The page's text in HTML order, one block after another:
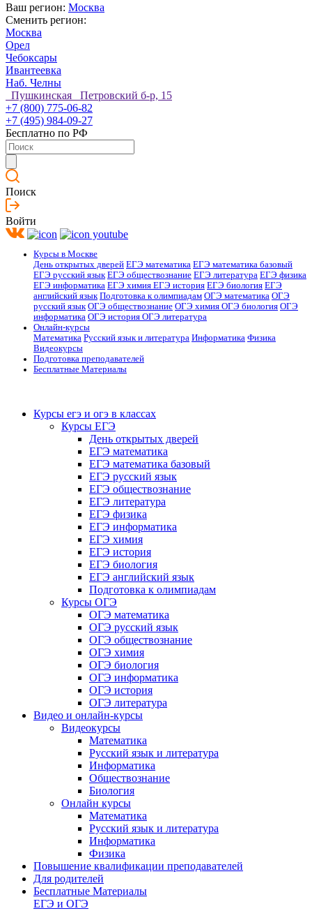
Ваш регион: Москва
Сменить регион:
Москва
Орел
Чебоксары
Ивантеевка
Наб. Челны
Пушкинская Петровский б-р, 15
+7 (800) 775-06-82
+7 (495) 984-09-27
Бесплатно по РФ
Поиск
Войти
Курсы в Москве
День открытых дверей ЕГЭ математика ЕГЭ математика базовый
ЕГЭ русский язык ЕГЭ обществознание ЕГЭ литература ЕГЭ физика
ЕГЭ информатика ЕГЭ химия ЕГЭ история ЕГЭ биология ЕГЭ
английский язык Подготовка к олимпиадам ОГЭ математика ОГЭ
русский язык ОГЭ обществознание ОГЭ химия ОГЭ биология ОГЭ
информатика ОГЭ история ОГЭ литература
Онлайн-курсы
Математика Русский язык и литература Информатика Физика
Видеокурсы
Подготовка преподавателей
Бесплатные Материалы
Курсы егэ и огэ в классах
Курсы ЕГЭ
День открытых дверей
ЕГЭ математика
ЕГЭ математика базовый
ЕГЭ русский язык
ЕГЭ обществознание
ЕГЭ литература
ЕГЭ физика
ЕГЭ информатика
ЕГЭ химия
ЕГЭ история
ЕГЭ биология
ЕГЭ английский язык
Подготовка к олимпиадам
Курсы ОГЭ
ОГЭ математика
ОГЭ русский язык
ОГЭ обществознание
ОГЭ химия
ОГЭ биология
ОГЭ информатика
ОГЭ история
ОГЭ литература
Видео и онлайн-курсы
Видеокурсы
Математика
Русский язык и литература
Информатика
Обществознание
Биология
Онлайн курсы
Математика
Русский язык и литература
Информатика
Физика
Повышение квалификации преподавателей
Для родителей
Бесплатные Материалы
ЕГЭ и ОГЭ